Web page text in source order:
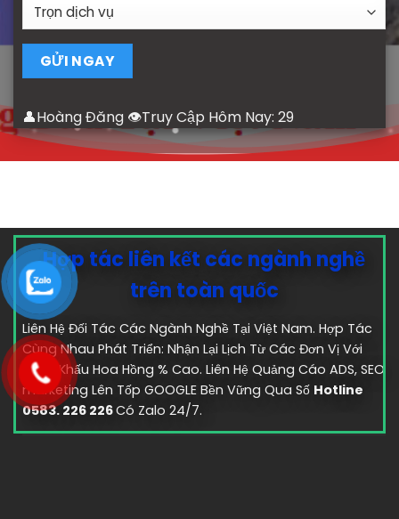
👤Hoàng Đăng 👁Truy Cập Hôm Nay: 29
Hợp tác liên kết các ngành nghề
trên toàn quốc
Liên Hệ Đối Tác Các Ngành Nghề Tại Việt Nam. Hợp Tác
Cùng Nhau Phát Triển: Nhận Lại Lịch Từ Các Đơn Vị Với
Chiết Khấu Hoa Hồng % Cao. Liên Hệ Quảng Cáo ADS, SEO
marketing Lên Tốp GOOGLE Bền Vững Qua Số Hotline
0583. 226 226Có Zalo 24/7.